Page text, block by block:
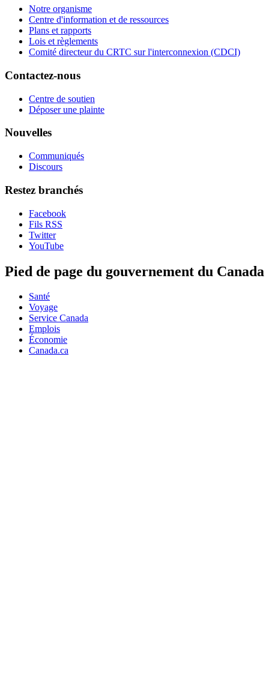
Notre organisme
Centre d'information et de ressources
Plans et rapports
Lois et règlements
Comité directeur du CRTC sur l'interconnexion (CDCI)
Contactez-nous
Centre de soutien
Déposer une plainte
Nouvelles
Communiqués
Discours
Restez branchés
Facebook
Fils RSS
Twitter
YouTube
Pied de page du gouvernement du Canada
Santé
Voyage
Service Canada
Emplois
Économie
Canada.ca